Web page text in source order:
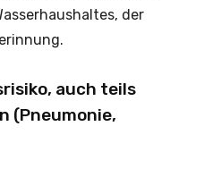
der
auch teils
(Pneumonie,